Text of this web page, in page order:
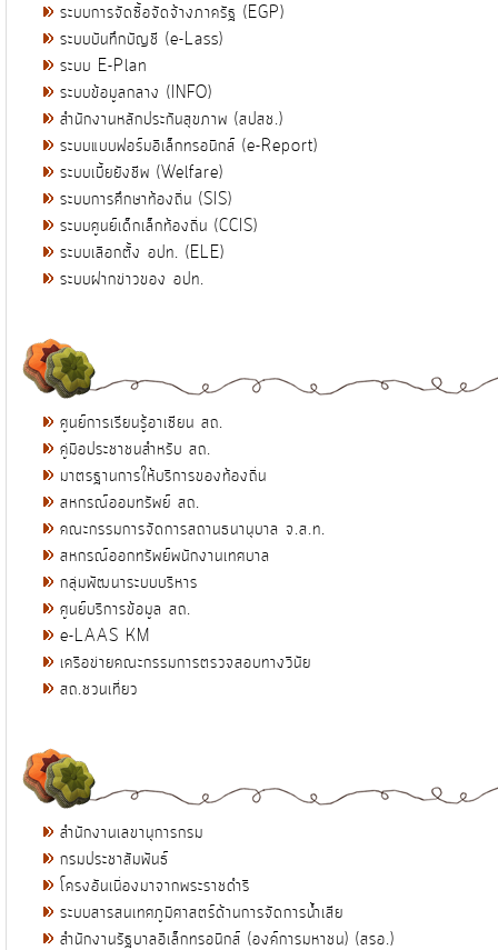
ระบบการจัดซื้อจัดจ้างภาครัฐ (EGP)
ระบบบันทึกบัญชี (e-Lass)
ระบบ E-Plan
ระบบข้อมูลกลาง (INFO)
สำนักงานหลักประกันสุขภาพ (สปสช.)
ระบบแบบฟอร์มอิเล็กทรอนิกส์ (e-Report)
ระบบเบี้ยยังชีพ (Welfare)
ระบบการศึกษาท้องถิ่น (SIS)
ระบบศูนย์เด็กเล็กท้องถิ่น (CCIS)
ระบบเลือกตั้ง อปท. (ELE)
ระบบฝากข่าวของ อปท.
ศูนย์การเรียนรู้อาเซียน สถ.
คู่มือประชาชนสำหรับ สถ.
มาตรฐานการให้บริการของท้องถิ่น
สหกรณ์ออมทรัพย์ สถ.
คณะกรรมการจัดการสถานธนานุบาล จ.ส.ท.
สหกรณ์ออกทรัพย์พนักงานเทศบาล
กลุ่มพัฒนาระบบบริหาร
ศูนย์บริการข้อมูล สถ.
e-LAAS KM
เครือข่ายคณะกรรมการตรวจสอบทางวินัย
สถ.ชวนเที่ยว
สำนักงานเลขานุการกรม
กรมประชาสัมพันธ์
โครงอันเนื่องมาจากพระราชดำริ
ระบบสารสนเทศภูมิศาสตร์ด้านการจัดการน้ำเสีย
สำนักงานรัฐบาลอิเล็กทรอนิกส์ (องค์การมหาชน) (สรอ.)